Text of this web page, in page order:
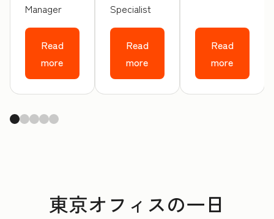
Manager
Read
more
Specialist
Read
more
Read
more
東京オフィスの一日